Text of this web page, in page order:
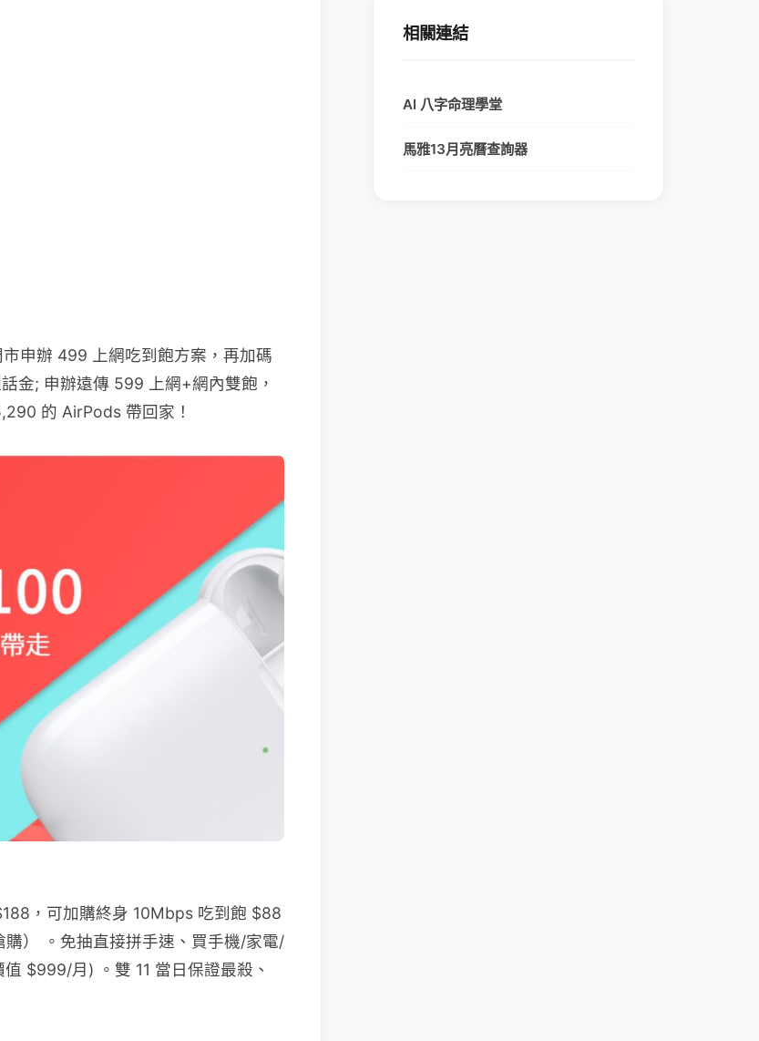
申辦 499 上網吃到飽方案，再加碼
金; 申辦遠傳 599 上網+網內雙飽，
的 AirPods 帶回家！
，可加購終身 10Mbps 吃到飽 $88
購） 。免抽直接拼手速、買手機/家電/
$999/月) 。雙 11 當日保證最殺、
相關連結
AI 八字命理學堂
馬雅13月亮曆查詢器